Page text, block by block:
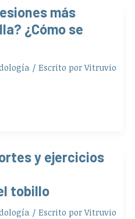
más
¿Cómo se
/ Escrito porVitruvio
y ejercicios
tobillo
/ Escrito porVitruvio